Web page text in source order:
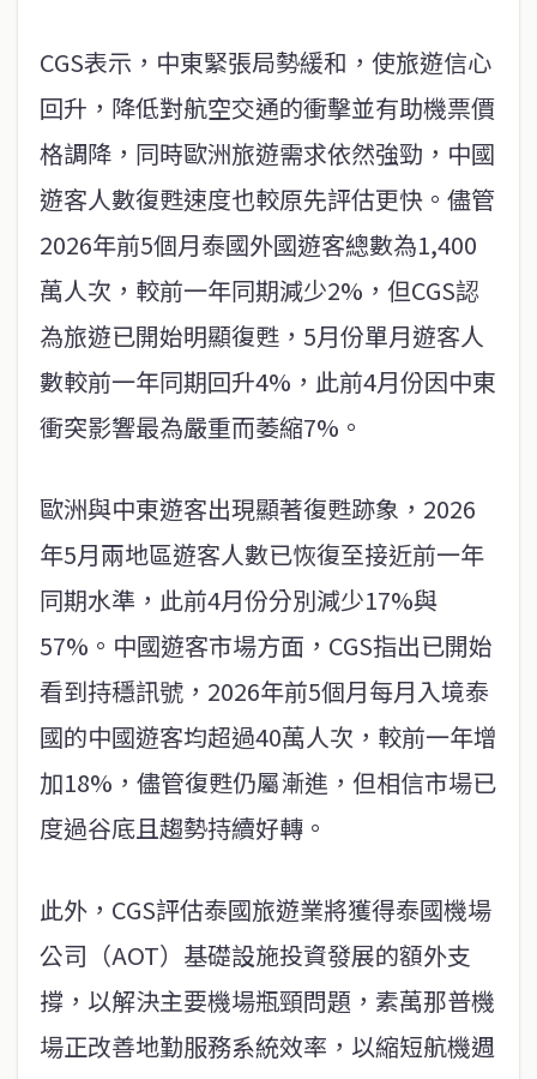
CGS表示，中東緊張局勢緩和，使旅遊信心
回升，降低對航空交通的衝擊並有助機票價
格調降，同時歐洲旅遊需求依然強勁，中國
遊客人數復甦速度也較原先評估更快。儘管
2026年前5個月泰國外國遊客總數為1,400
萬人次，較前一年同期減少2%，但CGS認
為旅遊已開始明顯復甦，5月份單月遊客人
數較前一年同期回升4%，此前4月份因中東
衝突影響最為嚴重而萎縮7%。
歐洲與中東遊客出現顯著復甦跡象，2026
年5月兩地區遊客人數已恢復至接近前一年
同期水準，此前4月份分別減少17%與
57%。中國遊客市場方面，CGS指出已開始
看到持穩訊號，2026年前5個月每月入境泰
國的中國遊客均超過40萬人次，較前一年增
加18%，儘管復甦仍屬漸進，但相信市場已
度過谷底且趨勢持續好轉。
此外，CGS評估泰國旅遊業將獲得泰國機場
公司（AOT）基礎設施投資發展的額外支
撐，以解決主要機場瓶頸問題，素萬那普機
場正改善地勤服務系統效率，以縮短航機週